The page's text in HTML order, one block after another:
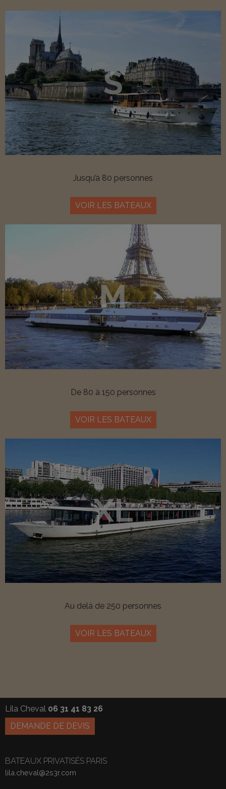
S
Jusqu’à 80 personnes
VOIR LES BATEAUX
M
De 80 à 150 personnes
VOIR LES BATEAUX
XL
Au delà de 250 personnes
VOIR LES BATEAUX
Lila Cheval 06 31 41 83 26
DEMANDE DE DEVIS
BATEAUX PRIVATISÉS PARIS
lila.cheval@2s3r.com